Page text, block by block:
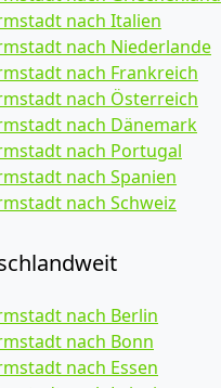
nach Italien
nach Niederlande
nach Frankreich
nach Österreich
nach Dänemark
nach Portugal
nach Spanien
nach Schweiz
nach Berlin
nach Bonn
nach Essen